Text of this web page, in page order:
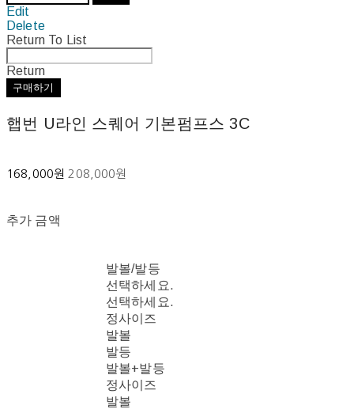
Edit
Delete
Return To List
Return
구매하기
햅번 U라인 스퀘어 기본펌프스 3C
168,000원 208,000원
추가 금액
발볼/발등
선택하세요.
선택하세요.
정사이즈
발볼
발등
발볼+발등
정사이즈
발볼